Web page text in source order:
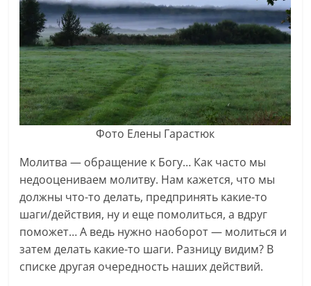
Фото Елены Гарастюк
Молитва — обращение к Богу… Как часто мы
недооцениваем молитву. Нам кажется, что мы
должны что-то делать, предпринять какие-то
шаги/действия, ну и еще помолиться, а вдруг
поможет… А ведь нужно наоборот — молиться и
затем делать какие-то шаги. Разницу видим? В
списке другая очередность наших действий.